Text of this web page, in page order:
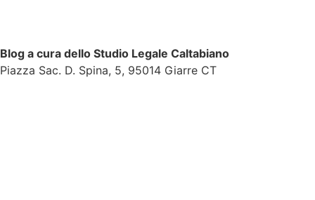
Blog a cura dello Studio Legale Caltabiano
Piazza Sac. D. Spina, 5, 95014 Giarre CT